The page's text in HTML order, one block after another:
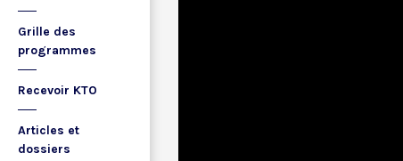
Grille des
programmes
Recevoir KTO
Articles et
dossiers